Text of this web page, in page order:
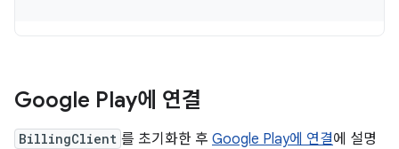
Google Play에 연결
BillingClient 를 초기화한 후 Google Play에 연결에 설명